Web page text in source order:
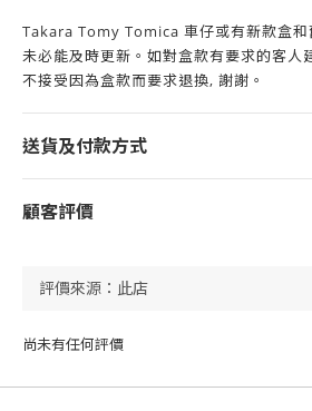
Takara Tomy Tomica 車仔或有新款盒和
未必能及時更新。如對盒款有要求的客人
不接受因為盒款而要求退換, 謝謝。
送貨及付款方式
顧客評價
尚未有任何評價